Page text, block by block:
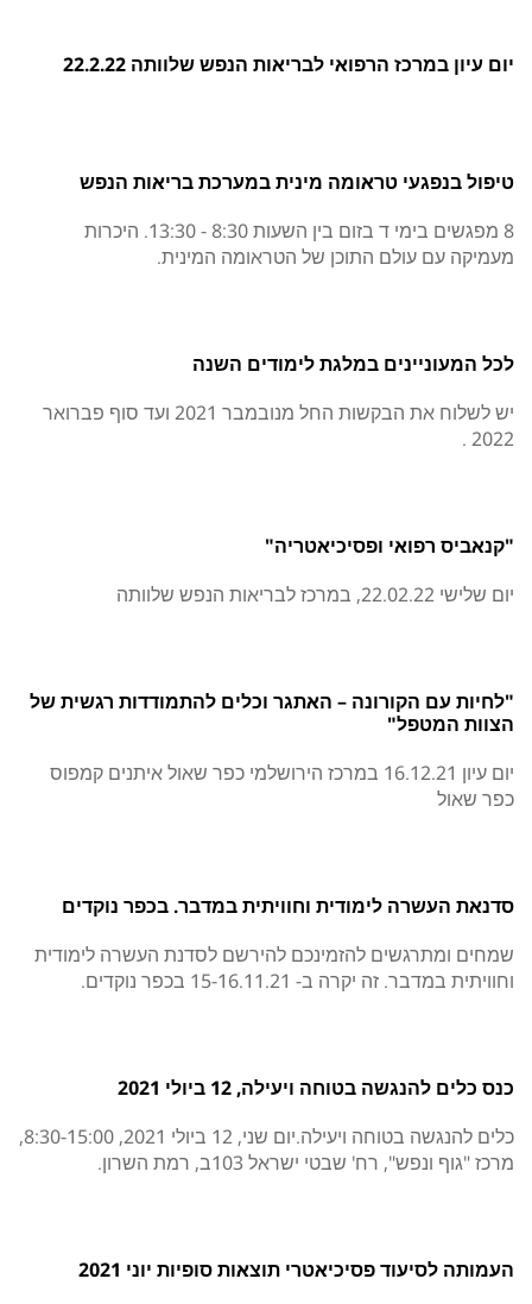
יום עיון במרכז הרפואי לבריאות הנפש שלוותה 22.2.22
טיפול בנפגעי טראומה מינית במערכת בריאות הנפש
8 מפגשים בימי ד בזום בין השעות 8:30 - 13:30. היכרות
מעמיקה עם עולם התוכן של הטראומה המינית.
לכל המעוניינים במלגת לימודים השנה
יש לשלוח את הבקשות החל מנובמבר 2021 ועד סוף פברואר
2022 .
"קנאביס רפואי ופסיכיאטריה"
יום שלישי 22.02.22, במרכז לבריאות הנפש שלוותה
"לחיות עם הקורונה – האתגר וכלים להתמודדות רגשית של
הצוות המטפל"
יום עיון 16.12.21 במרכז הירושלמי כפר שאול איתנים קמפוס
כפר שאול
סדנאת העשרה לימודית וחוויתית במדבר. בכפר נוקדים
שמחים ומתרגשים להזמינכם להירשם לסדנת העשרה לימודית
וחוויתית במדבר. זה יקרה ב- 15-16.11.21 בכפר נוקדים.
כנס כלים להנגשה בטוחה ויעילה, 12 ביולי 2021
כלים להנגשה בטוחה ויעילה.יום שני, 12 ביולי 2021, 8:30-15:00,
מרכז "גוף ונפש", רח' שבטי ישראל 103ב, רמת השרון.
העמותה לסיעוד פסיכיאטרי תוצאות סופיות יוני 2021